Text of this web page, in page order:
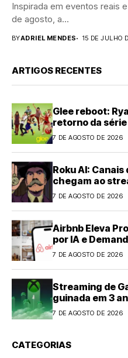
Inspirada em eventos reais
de agosto, a...
BYADRIEL MENDES 15 DE JULHO
ARTIGOS RECENTES
Glee reboot:
retorno da
7 DE AGOSTO DE 2026
Roku AI:
chegam ao
7 DE AGOSTO DE 2026
Airbnb Eleva
por IA e
7 DE AGOSTO DE 2026
Streaming de
guinada em 3
7 DE AGOSTO DE 2026
CATEGORIAS